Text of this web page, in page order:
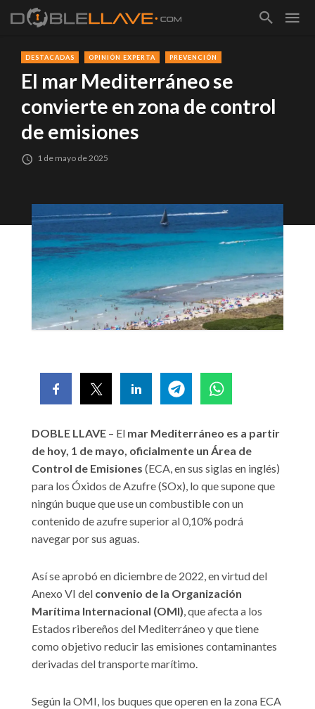
DESTACADAS OPINIÓN EXPERTA PREVENCIÓN
El mar Mediterráneo se
convierte en zona de control
de emisiones
1 de mayo de 2025
DOBLE LLAVE – El mar Mediterráneo es a partir
de hoy, 1 de mayo, oficialmente un Área de
Control de Emisiones (ECA, en sus siglas en inglés)
para los Óxidos de Azufre (SOx), lo que supone que
ningún buque que use un combustible con un
contenido de azufre superior al 0,10% podrá
navegar por sus aguas.
Así se aprobó en diciembre de 2022, en virtud del
Anexo VI del convenio de la Organización
Marítima Internacional (OMI), que afecta a los
Estados ribereños del Mediterráneo y que tiene
como objetivo reducir las emisiones contaminantes
derivadas del transporte marítimo.
Según la OMI, los buques que operen en la zona ECA